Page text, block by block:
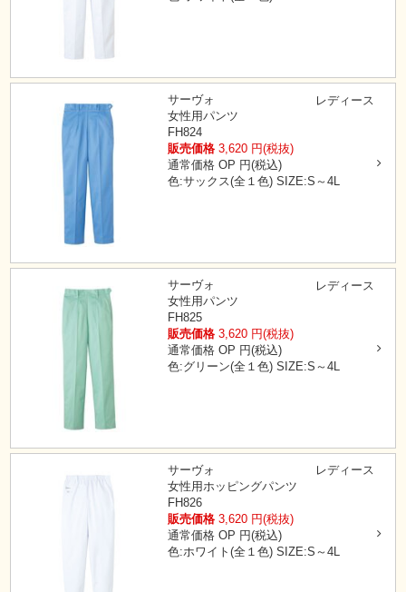
レディース
サーヴォ
女性用パンツ
FH824
販売価格 3,620 円(税抜)
通常価格 OP 円(税込)
色:サックス(全１色) SIZE:S～4L
レディース
サーヴォ
女性用パンツ
FH825
販売価格 3,620 円(税抜)
通常価格 OP 円(税込)
色:グリーン(全１色) SIZE:S～4L
レディース
サーヴォ
女性用ホッピングパンツ
FH826
販売価格 3,620 円(税抜)
通常価格 OP 円(税込)
色:ホワイト(全１色) SIZE:S～4L